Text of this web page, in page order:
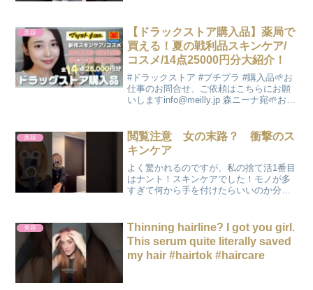
美容
【ドラックストア購入品】薬局で
買える！夏の戦利品スキンケア/
コスメ/14点25000円分大紹介！
#ドラックストア #プチプラ #購入品🌱お
仕事のお問合せ、ご依頼はこちらにお願
いしますinfo@meilly.jp 森ニーナ宛🌱お手
イーストウィング...
美容
閲覧注意 女の末路？ 衝撃のス
キンケア
よく驚かれるのですが、私の捨て活1番目
はナント！スキンケアでした！モノが多
すぎて何から手を付けたらいいのか分か
ーも酷かったのですが治りました！私の
場合、水で顔を洗うのも...
美容
Thinning hairline? I got you girl.
This serum quite literally saved
my hair #hairtok #haircare